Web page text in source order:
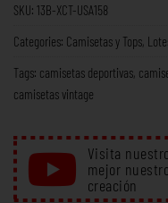
SKU: 13B-XCT-USA158
Categories: Camisetas y Tops
Tags: camisetas deportivas
camisetas vintage
Visita nuestro
mejor
creación